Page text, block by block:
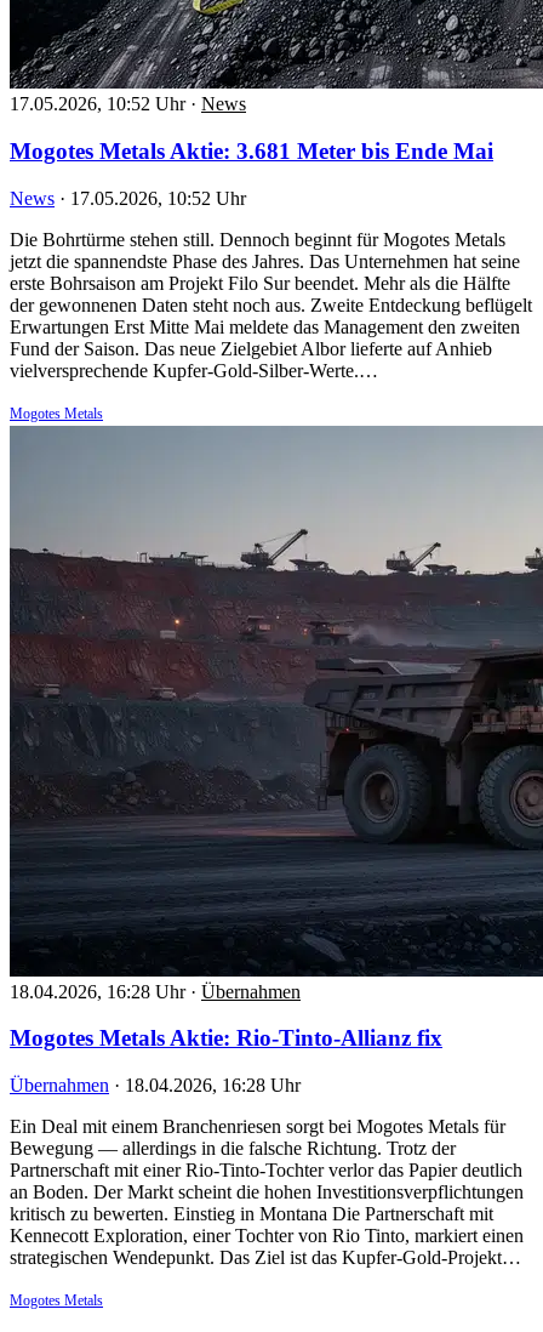
17.05.2026, 10:52 Uhr · News
Mogotes Metals Aktie: 3.681 Meter bis Ende Mai
News · 17.05.2026, 10:52 Uhr
Die Bohrtürme stehen still. Dennoch beginnt für Mogotes Metals
jetzt die spannendste Phase des Jahres. Das Unternehmen hat seine
erste Bohrsaison am Projekt Filo Sur beendet. Mehr als die Hälfte
der gewonnenen Daten steht noch aus. Zweite Entdeckung beflügelt
Erwartungen Erst Mitte Mai meldete das Management den zweiten
Fund der Saison. Das neue Zielgebiet Albor lieferte auf Anhieb
vielversprechende Kupfer-Gold-Silber-Werte.…
Mogotes Metals
18.04.2026, 16:28 Uhr · Übernahmen
Mogotes Metals Aktie: Rio-Tinto-Allianz fix
Übernahmen · 18.04.2026, 16:28 Uhr
Ein Deal mit einem Branchenriesen sorgt bei Mogotes Metals für
Bewegung — allerdings in die falsche Richtung. Trotz der
Partnerschaft mit einer Rio-Tinto-Tochter verlor das Papier deutlich
an Boden. Der Markt scheint die hohen Investitionsverpflichtungen
kritisch zu bewerten. Einstieg in Montana Die Partnerschaft mit
Kennecott Exploration, einer Tochter von Rio Tinto, markiert einen
strategischen Wendepunkt. Das Ziel ist das Kupfer-Gold-Projekt…
Mogotes Metals